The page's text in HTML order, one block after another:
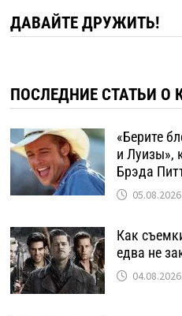
ДАВАЙТЕ ДРУЖИТЬ!
ПОСЛЕДНИЕ СТАТЬИ О
«Берите
и Луизы»,
Брэда
05.08.2026
Как
едва не
04.08.2026